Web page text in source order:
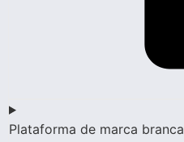
Plataforma de marca branca